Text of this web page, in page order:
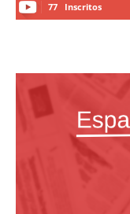
77 Inscritos